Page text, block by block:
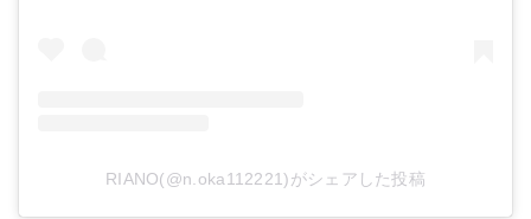
RIANO(@n.oka112221)がシェアした投稿